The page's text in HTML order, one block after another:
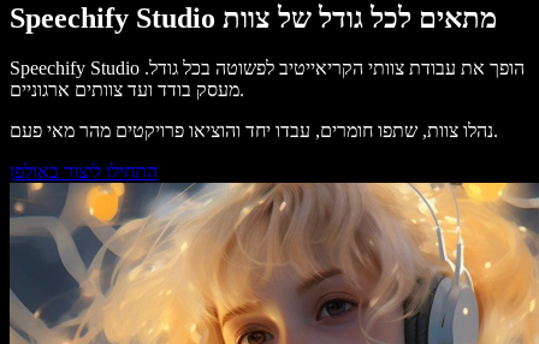
Speechify Studio מתאים לכל גודל של צוות
Speechify Studio הופך את עבודת צוותי הקריאייטיב לפשוטה בכל גודל.
מעסק בודד ועד צוותים ארגוניים.
נהלו צוות, שתפו חומרים, עבדו יחד והוציאו פרויקטים מהר מאי פעם.
התחילו ליצור באולפן